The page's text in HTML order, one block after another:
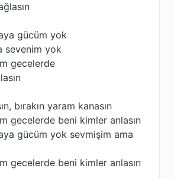
gücüm yok
sevenim yok
gecelerde
bırakın yaram kanasın
gecelerde beni kimler anlasın
gücüm yok sevmişim ama
gecelerde beni kimler anlasın